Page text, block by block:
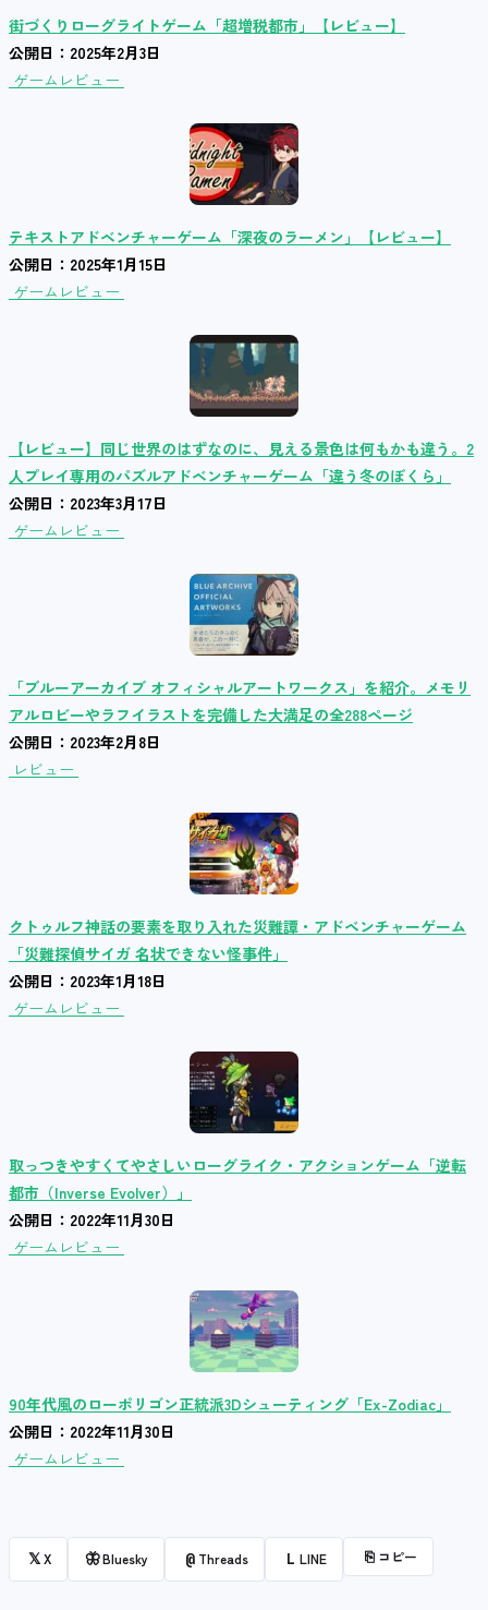
街づくりローグライトゲーム「超増税都市」【レビュー】
公開日：2025年2月3日
ゲームレビュー
テキストアドベンチャーゲーム「深夜のラーメン」【レビュー】
公開日：2025年1月15日
ゲームレビュー
【レビュー】同じ世界のはずなのに、見える景色は何もかも違う。2
人プレイ専用のパズルアドベンチャーゲーム「違う冬のぼくら」
公開日：2023年3月17日
ゲームレビュー
「ブルーアーカイブ オフィシャルアートワークス」を紹介。メモリ
アルロビーやラフイラストを完備した大満足の全288ページ
公開日：2023年2月8日
レビュー
クトゥルフ神話の要素を取り入れた災難譚・アドベンチャーゲーム
「災難探偵サイガ 名状できない怪事件」
公開日：2023年1月18日
ゲームレビュー
取っつきやすくてやさしいローグライク・アクションゲーム「逆転
都市（Inverse Evolver）」
公開日：2022年11月30日
ゲームレビュー
90年代風のローポリゴン正統派3Dシューティング「Ex-Zodiac」
公開日：2022年11月30日
ゲームレビュー
𝕏X 🦋Bluesky @ Threads L LINE ⎘ コピー